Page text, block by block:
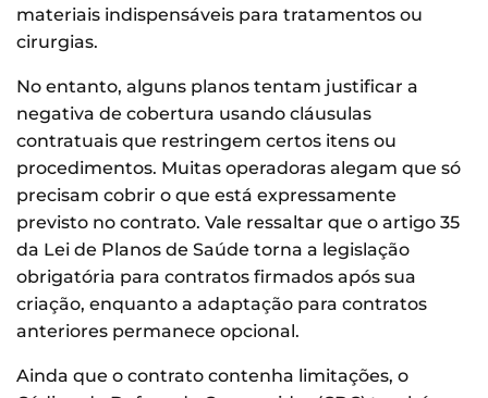
materiais indispensáveis para tratamentos ou
cirurgias.
No entanto, alguns planos tentam justificar a
negativa de cobertura usando cláusulas
contratuais que restringem certos itens ou
procedimentos. Muitas operadoras alegam que só
precisam cobrir o que está expressamente
previsto no contrato. Vale ressaltar que o artigo 35
da Lei de Planos de Saúde torna a legislação
obrigatória para contratos firmados após sua
criação, enquanto a adaptação para contratos
anteriores permanece opcional.
Ainda que o contrato contenha limitações, o